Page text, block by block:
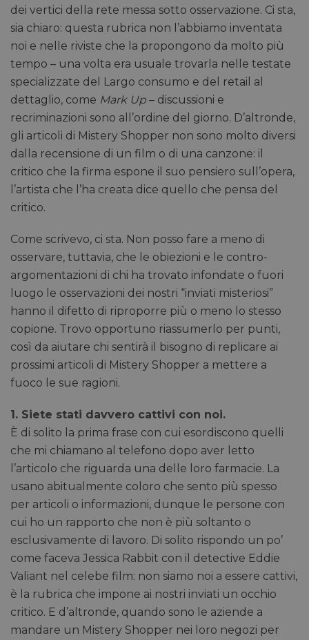
dei vertici della rete messa sotto osservazione. Ci sta,
sia chiaro: questa rubrica non l’abbiamo inventata
noi e nelle riviste che la propongono da molto più
tempo – una volta era usuale trovarla nelle testate
specializzate del Largo consumo e del retail al
dettaglio, come Mark Up– discussioni e
recriminazioni sono all’ordine del giorno. D’altronde,
gli articoli di Mistery Shopper non sono molto diversi
dalla recensione di un film o di una canzone: il
critico che la firma espone il suo pensiero sull’opera,
l’artista che l’ha creata dice quello che pensa del
critico.
Come scrivevo, ci sta. Non posso fare a meno di
osservare, tuttavia, che le obiezioni e le contro-
argomentazioni di chi ha trovato infondate o fuori
luogo le osservazioni dei nostri “inviati misteriosi”
hanno il difetto di riproporre più o meno lo stesso
copione. Trovo opportuno riassumerlo per punti,
così da aiutare chi sentirà il bisogno di replicare ai
prossimi articoli di Mistery Shopper a mettere a
fuoco le sue ragioni.
1. Siete stati davvero cattivi con noi.
È di solito la prima frase con cui esordiscono quelli
che mi chiamano al telefono dopo aver letto
l’articolo che riguarda una delle loro farmacie. La
usano abitualmente coloro che sento più spesso
per articoli o informazioni, dunque le persone con
cui ho un rapporto che non è più soltanto o
esclusivamente di lavoro. Di solito rispondo un po’
come faceva Jessica Rabbit con il detective Eddie
Valiant nel celebe film: non siamo noi a essere cattivi,
è la rubrica che impone ai nostri inviati un occhio
critico. E d’altronde, quando sono le aziende a
mandare un Mistery Shopper nei loro negozi per